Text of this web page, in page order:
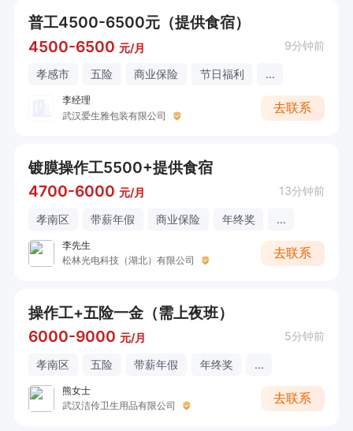
普工4500-6500元（提供食宿）
4500-6500 元/月 9分钟前
孝感市 五险 商业保险 节日福利 ...
李经理
武汉爱生雅包装有限公司
去联系
镀膜操作工5500+提供食宿
4700-6000 元/月 13分钟前
孝南区 带薪年假 商业保险 年终奖 ...
李先生
松林光电科技（湖北）有限公司
去联系
操作工+五险一金（需上夜班）
6000-9000 元/月 5分钟前
孝南区 五险 带薪年假 年终奖 ...
熊女士
武汉洁伶卫生用品有限公司
去联系